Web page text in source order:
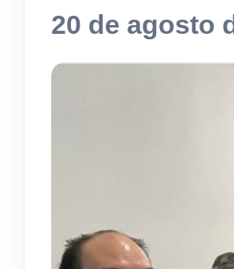
20 de agosto